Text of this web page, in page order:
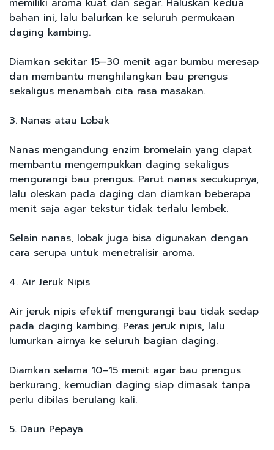
memiliki aroma kuat dan segar. Haluskan kedua
bahan ini, lalu balurkan ke seluruh permukaan
daging kambing.
Diamkan sekitar 15–30 menit agar bumbu meresap
dan membantu menghilangkan bau prengus
sekaligus menambah cita rasa masakan.
3. Nanas atau Lobak
Nanas mengandung enzim bromelain yang dapat
membantu mengempukkan daging sekaligus
mengurangi bau prengus. Parut nanas secukupnya,
lalu oleskan pada daging dan diamkan beberapa
menit saja agar tekstur tidak terlalu lembek.
Selain nanas, lobak juga bisa digunakan dengan
cara serupa untuk menetralisir aroma.
4. Air Jeruk Nipis
Air jeruk nipis efektif mengurangi bau tidak sedap
pada daging kambing. Peras jeruk nipis, lalu
lumurkan airnya ke seluruh bagian daging.
Diamkan selama 10–15 menit agar bau prengus
berkurang, kemudian daging siap dimasak tanpa
perlu dibilas berulang kali.
5. Daun Pepaya